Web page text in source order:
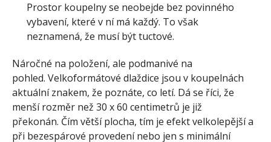
Prostor koupelny se neobejde bez povinného
vybavení, které v ní má každý. To však
neznamená, že musí být tuctové.
Náročné na položení, ale podmanivé na
pohled. Velkoformátové dlaždice jsou v koupelnách
aktuální znakem, že poznáte, co letí. Dá se říci, že
menší rozměr než 30 x 60 centimetrů je již
překonán. Čím větší plocha, tím je efekt velkolepější a
při bezespárové provedení nebo jen s minimální